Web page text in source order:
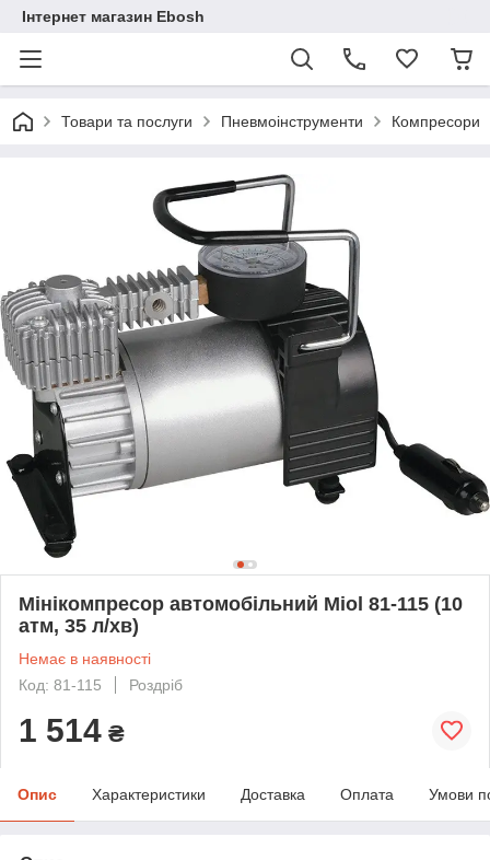
Інтернет магазин Ebosh
Товари та послуги Пневмоінструменти Компресори
Мінікомпресор автомобільний Miol 81-115 (10
атм, 35 л/хв)
Немає в наявності
Код: 81-115
Роздріб
1 514 ₴
Опис Характеристики Доставка Оплата Умови